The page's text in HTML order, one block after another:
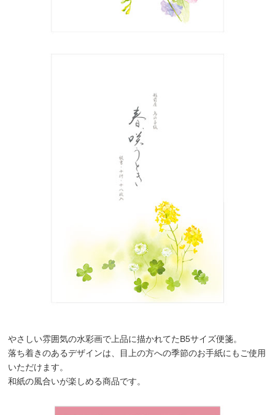
やさしい雰囲気の水彩画で上品に描かれてたB5サイズ便箋。
落ち着きのあるデザインは、目上の方への季節のお手紙にもご使用
いただけます。
和紙の風合いが楽しめる商品です。